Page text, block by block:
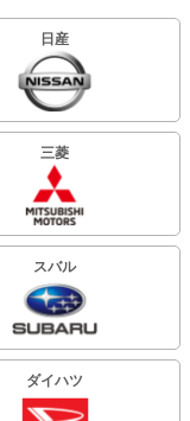
日産
三菱
スバル
ダイハツ